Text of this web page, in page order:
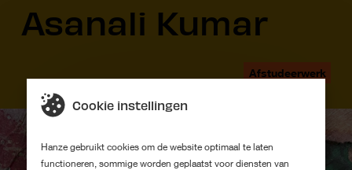
Asanali Kumar
Afstudeerwerk
Cookie instellingen
Hanze gebruikt cookies om de website optimaal te laten
functioneren, sommige worden geplaatst voor diensten van